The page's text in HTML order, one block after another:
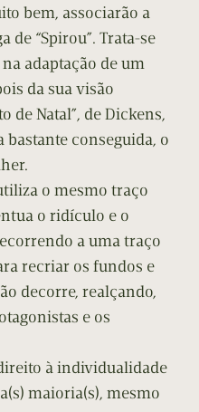
bem, associarão a
de “Spirou”. Trata-se
adaptação de um
da sua visão
de Natal”, de Dickens,
bastante conseguida, o
o mesmo traço
o ridículo e o
a uma traço
recriar os fundos e
decorre, realçando,
e os
à individualidade
maioria(s), mesmo